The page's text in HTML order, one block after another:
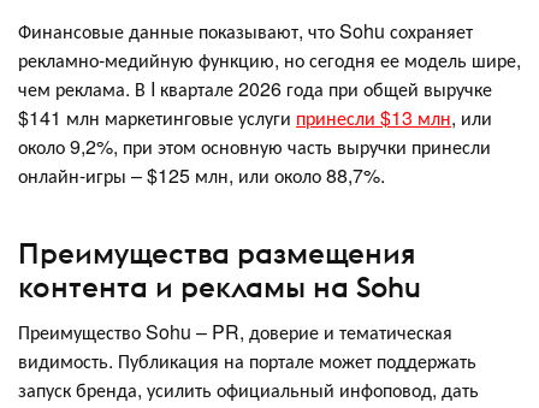
Финансовые данные показывают, что Sohu сохраняет
рекламно-медийную функцию, но сегодня ее модель шире,
чем реклама. В I квартале 2026 года при общей выручке
$141 млн маркетинговые услуги принесли $13 млн, или
около 9,2%, при этом основную часть выручки принесли
онлайн-игры – $125 млн, или около 88,7%.
Преимущества размещения
контента и рекламы на Sohu
Преимущество Sohu – PR, доверие и тематическая
видимость. Публикация на портале может поддержать
запуск бренда, усилить официальный инфоповод, дать